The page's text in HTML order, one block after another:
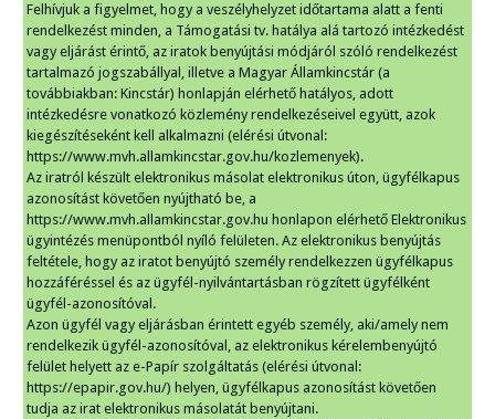
Felhívjuk a figyelmet, hogy a veszélyhelyzet időtartama alatt a fenti
rendelkezést minden, a Támogatási tv. hatálya alá tartozó intézkedést
vagy eljárást érintő, az iratok benyújtási módjáról szóló rendelkezést
tartalmazó jogszabállyal, illetve a Magyar Államkincstár (a
továbbiakban: Kincstár) honlapján elérhető hatályos, adott
intézkedésre vonatkozó közlemény rendelkezéseivel együtt, azok
kiegészítéseként kell alkalmazni (elérési útvonal:
https://www.mvh.allamkincstar.gov.hu/kozlemenyek).
Az iratról készült elektronikus másolat elektronikus úton, ügyfélkapus
azonosítást követően nyújtható be, a
https://www.mvh.allamkincstar.gov.hu honlapon elérhető Elektronikus
ügyintézés menüpontból nyíló felületen. Az elektronikus benyújtás
feltétele, hogy az iratot benyújtó személy rendelkezzen ügyfélkapus
hozzáféréssel és az ügyfél-nyilvántartásban rögzített ügyfélként
ügyfél-azonosítóval.
Azon ügyfél vagy eljárásban érintett egyéb személy, aki/amely nem
rendelkezik ügyfél-azonosítóval, az elektronikus kérelembenyújtó
felület helyett az e-Papír szolgáltatás (elérési útvonal:
https://epapir.gov.hu/) helyen, ügyfélkapus azonosítást követően
tudja az irat elektronikus másolatát benyújtani.